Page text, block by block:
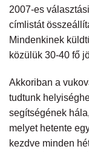
2007-es
címlistát
Mindenkinek
közülük 30-40 fő
Akkoriban a
tudtunk
segítségének
melyet hetente
kezdve minden